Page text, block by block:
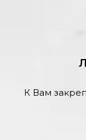
К Вам